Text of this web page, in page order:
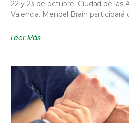
22 y 23 de octubre. Ciudad de las
Valencia. Mendel Brain
Leer Más